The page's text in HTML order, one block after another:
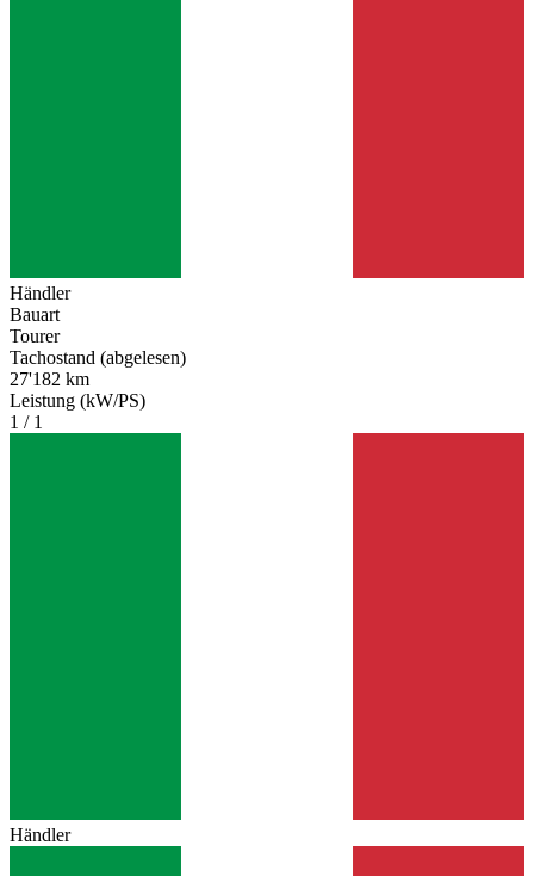
Händler
Bauart
Tourer
Tachostand (abgelesen)
27'182 km
Leistung (kW/PS)
1 / 1
Händler